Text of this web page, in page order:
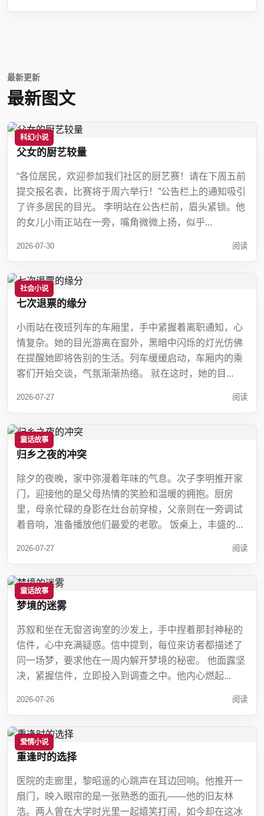
最新更新
最新图文
科幻小说
父女的厨艺较量
“各位居民，欢迎参加我们社区的厨艺赛！请在下周五前
提交报名表，比赛将于周六举行！”公告栏上的通知吸引
了许多居民的目光。 李明站在公告栏前，眉头紧锁。他
的女儿小雨正站在一旁，嘴角微微上扬，似乎...
2026-07-30 阅读
社会小说
七次退票的缘分
小雨站在夜班列车的车厢里，手中紧握着离职通知，心
情复杂。她的目光游离在窗外，黑暗中闪烁的灯光仿佛
在提醒她即将告别的生活。列车缓缓启动，车厢内的乘
客们开始交谈，气氛渐渐热络。 就在这时，她的目...
2026-07-27 阅读
童话故事
归乡之夜的冲突
除夕的夜晚，家中弥漫着年味的气息。次子李明推开家
门，迎接他的是父母热情的笑脸和温暖的拥抱。厨房
里，母亲忙碌的身影在灶台前穿梭，父亲则在一旁调试
着音响，准备播放他们最爱的老歌。 饭桌上，丰盛的...
2026-07-27 阅读
童话故事
梦境的迷雾
苏叙和坐在无窗咨询室的沙发上，手中捏着那封神秘的
信件，心中充满疑惑。信中提到，每位来访者都描述了
同一场梦，要求他在一周内解开梦境的秘密。 他面露坚
决，紧握信件，立即投入到调查之中。他内心燃起...
2026-07-26 阅读
爱情小说
重逢时的选择
医院的走廊里，黎昭遥的心跳声在耳边回响。他推开一
扇门，映入眼帘的是一张熟悉的面孔——他的旧友林
浩。两人曾在大学时光里一起嬉笑打闹，如今却在这冰